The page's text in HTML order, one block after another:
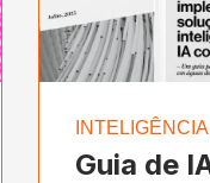
Guia de